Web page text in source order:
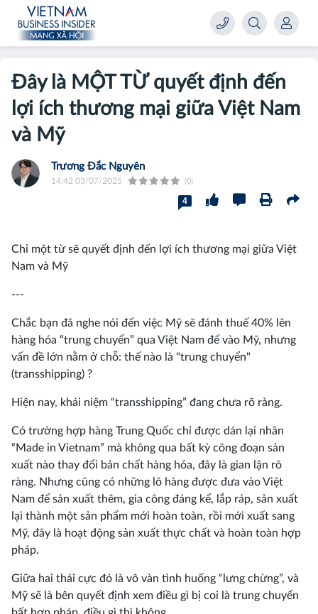
Đây là MỘT TỪ quyết định đến
lợi ích thương mại giữa Việt Nam
và Mỹ
Trương Đắc Nguyên
14:42 03/07/2025 (0)
4
Chỉ một từ sẽ quyết định đến lợi ích thương mại giữa Việt
Nam và Mỹ
---
Chắc bạn đã nghe nói đến việc Mỹ sẽ đánh thuế 40% lên
hàng hóa “trung chuyển” qua Việt Nam để vào Mỹ, nhưng
vấn đề lớn nằm ở chỗ: thế nào là "trung chuyển"
(transshipping) ?
Hiện nay, khái niệm “transshipping” đang chưa rõ ràng.
Có trường hợp hàng Trung Quốc chỉ được dán lại nhãn
“Made in Vietnam” mà không qua bất kỳ công đoạn sản
xuất nào thay đổi bản chất hàng hóa, đây là gian lận rõ
ràng. Nhưng cũng có những lô hàng được đưa vào Việt
Nam để sản xuất thêm, gia công đáng kể, lắp ráp, sản xuất
lại thành một sản phẩm mới hoàn toàn, rồi mới xuất sang
Mỹ, đây là hoạt động sản xuất thực chất và hoàn toàn hợp
pháp.
Giữa hai thái cực đó là vô vàn tình huống “lưng chừng”, và
Mỹ sẽ là bên quyết định xem điều gì bị coi là trung chuyển